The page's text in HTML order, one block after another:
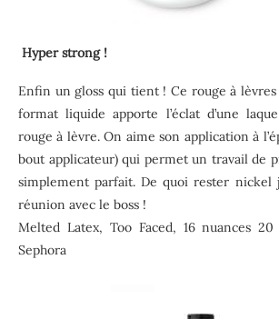
Hyper strong !
Enfin un gloss qui tient ! Ce rouge à
format liquide apporte l’éclat d’une
rouge à lèvre. On aime son application à
bout applicateur) qui permet un travail de
simplement parfait. De quoi rester nickel
réunion avec le boss !
Melted Latex, Too Faced, 16 nuances
Sephora